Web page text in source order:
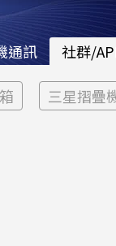
通訊 社群/
三星摺疊